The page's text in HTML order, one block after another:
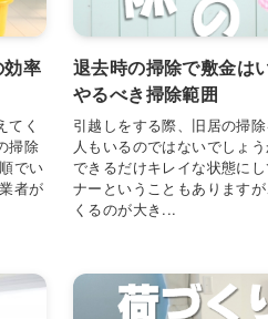
率
てく
掃除
でい
者が
退去時の掃除で敷金は
やるべき掃除範囲
引越しをする際、旧居の掃
人もいるのではないでしょ
できるだけキレイな状態に
ナーということもあります
くるのが大き...